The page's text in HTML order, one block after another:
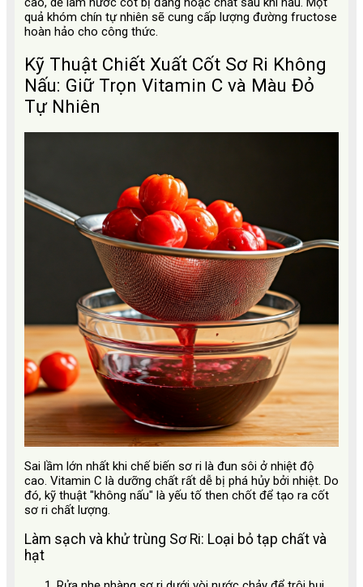
quả khóm chín tự nhiên sẽ cung cấp lượng đường fructose
hoàn hảo cho công thức.
Kỹ Thuật Chiết Xuất Cốt Sơ Ri Không
Nấu: Giữ Trọn Vitamin C và Màu Đỏ
Tự Nhiên
Sai lầm lớn nhất khi chế biến sơ ri là đun sôi ở nhiệt độ
cao. Vitamin C là dưỡng chất rất dễ bị phá hủy bởi nhiệt. Do
đó, kỹ thuật "không nấu" là yếu tố then chốt để tạo ra cốt
sơ ri chất lượng.
Làm sạch và khử trùng Sơ Ri: Loại bỏ tạp chất và
hạt